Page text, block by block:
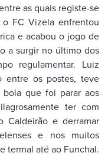
as quais registe-se
FC Vizela enfrentou
e acabou o jogo de
a surgir no último dos
regulamentar. Luiz
entre os postes, teve
bola que foi parar aos
ter com
e derramar
e nos muitos
termal até ao Funchal.